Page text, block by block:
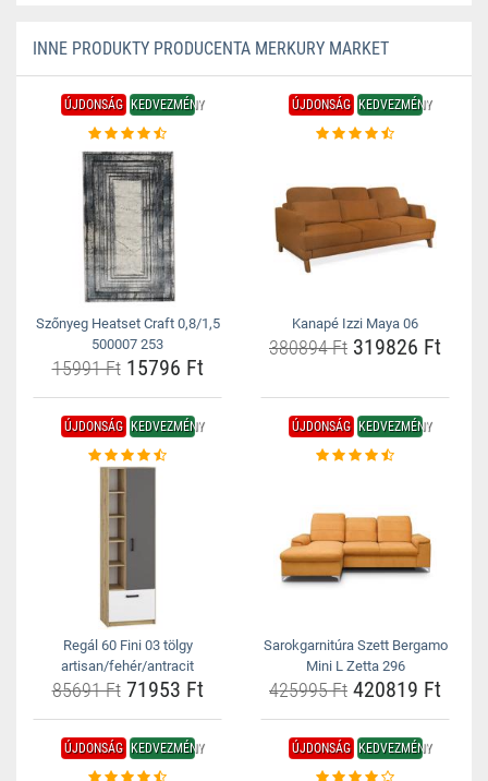
INNE PRODUKTY PRODUCENTA MERKURY MARKET
ÚJDONSÁG KEDVEZMÉNY
Szőnyeg Heatset Craft 0,8/1,5
500007 253
15991 Ft15796 Ft
ÚJDONSÁG KEDVEZMÉNY
Kanapé Izzi Maya 06
380894 Ft 319826 Ft
ÚJDONSÁG KEDVEZMÉNY
Regál 60 Fini 03 tölgy
artisan/fehér/antracit
85691 Ft71953 Ft
ÚJDONSÁG KEDVEZMÉNY
Sarokgarnitúra Szett Bergamo
Mini L Zetta 296
425995 Ft 420819 Ft
ÚJDONSÁG KEDVEZMÉNY ÚJDONSÁG KEDVEZMÉNY